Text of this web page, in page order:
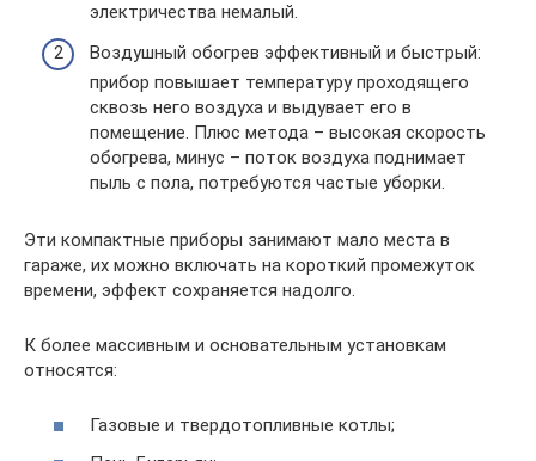
электричества немалый.
Воздушный обогрев эффективный и быстрый:
прибор повышает температуру проходящего
сквозь него воздуха и выдувает его в
помещение. Плюс метода – высокая скорость
обогрева, минус – поток воздуха поднимает
пыль с пола, потребуются частые уборки.
Эти компактные приборы занимают мало места в
гараже, их можно включать на короткий промежуток
времени, эффект сохраняется надолго.
К более массивным и основательным установкам
относятся:
Газовые и твердотопливные котлы;